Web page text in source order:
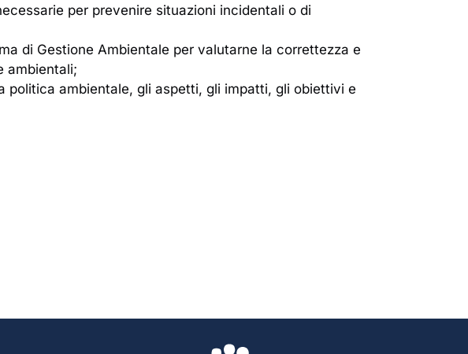
per prevenire situazioni incidentali o di
di Gestione Ambientale per valutarne la correttezza e
ambientali;
ambientale, gli aspetti, gli impatti, gli obiettivi e